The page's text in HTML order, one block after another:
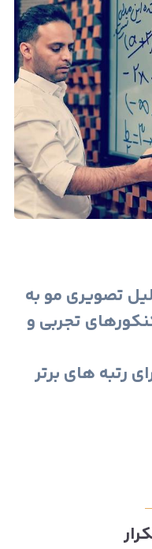
ی تحلیل تصویری مو به
تجربی و
رتبه های برتر